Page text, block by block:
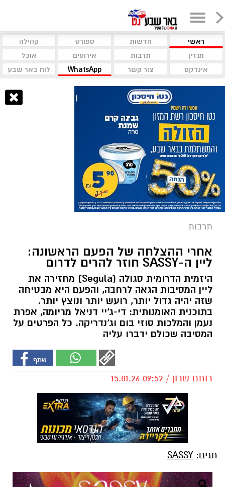
ראשי חדשות ספורט
קהילה
מגזין
תרבות אירועים
אוכל
אינדקס
צור קשר WhatsApp לוח באר שבע
תרבות
אחרי ההצלחה של הפעם הראשונה:
ליין ה-SASSY חוזר להרים לדרום
היזמית הדרומית סגולה (Segula) מחזירה את
ליין המסיבות הגאה לרחבה, והפעם היא מבטיחה
שזה יהיה גדול יותר, רועש יותר ונוצץ יותר.
בתוכנית האומנותית: די-ג'יי דניאל מריומה, אפרת
נעמן והמלכות סוזי בום וג'נדריקה. כל הפרטים על
המסיבה שכולם ידברו עליה
רותם שרון / 09:52 15.01.26
תגים:SASSY